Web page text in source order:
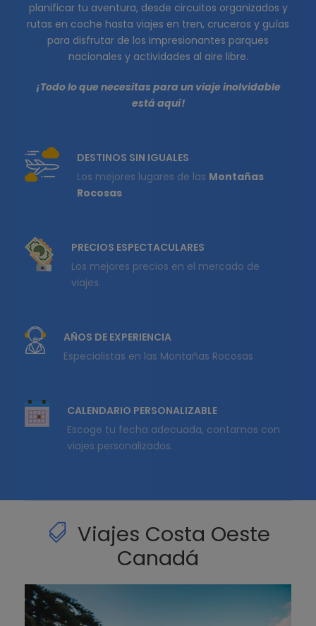
planificar tu aventura, desde circuitos organizados y
rutas en coche hasta viajes en tren, cruceros y guías
para disfrutar de los impresionantes parques
nacionales y actividades al aire libre.
¡Todo lo que necesitas para un viaje inolvidable
está aquí!
DESTINOS SIN IGUALES
Los mejores lugares de las Montañas
Rocosas
PRECIOS ESPECTACULARES
Los mejores precios en el mercado de
viajes.
AÑOS DE EXPERIENCIA
Especialistas en las Montañas Rocosas
CALENDARIO PERSONALIZABLE
Escoge tu fecha adecuada, contamos con
viajes personalizados.
Viajes Costa Oeste
Canadá